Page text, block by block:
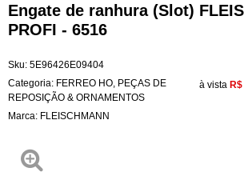
Engate de ranhura (Slot)
PROFI - 6516
Sku: 5E96426E09404
Categoria: FERREO HO PEÇAS DE
REPOSIÇÃO & ORNAMENTOS
Marca: FLEISCHMANN
à vista R$